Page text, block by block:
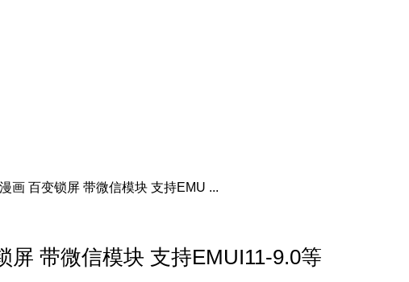
画 百变锁屏 带微信模块 支持EMU ...
屏 带微信模块 支持EMUI11-9.0等